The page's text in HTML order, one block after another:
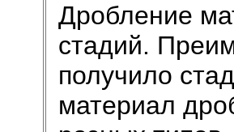
Дробление
стадий.
получило
материал